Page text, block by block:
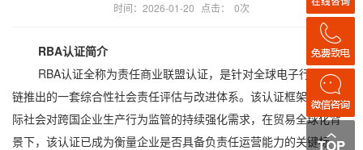
时间：2026-01-20 点击： 0次
RBA认证简介
RBA认证全称为责任商业联盟认证，是针对全球电子行业供应
链推出的一套综合性社会责任评估与改进体系。该认证框架源自国
际社会对跨国企业生产行为监管的持续强化需求，在贸易全球化背
景下，该认证已成为衡量企业是否具备负责任运营能力的关键标